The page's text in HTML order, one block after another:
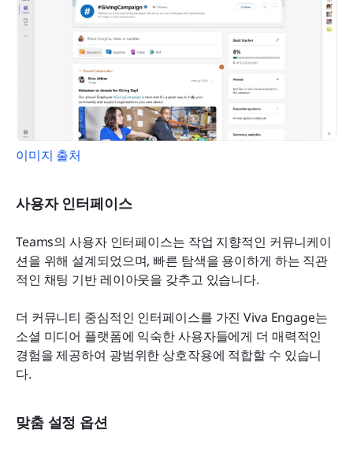
이미지 출처
사용자 인터페이스
Teams의 사용자 인터페이스는 작업 지향적인 커뮤니케이
션을 위해 설계되었으며, 빠른 탐색을 용이하게 하는 직관
적인 채팅 기반 레이아웃을 갖추고 있습니다.
더 커뮤니티 중심적인 인터페이스를 가진 Viva Engage는
소셜 미디어 플랫폼에 익숙한 사용자들에게 더 매력적인
경험을 제공하여 광범위한 상호작용에 적합할 수 있습니
다.
맞춤 설정 옵션